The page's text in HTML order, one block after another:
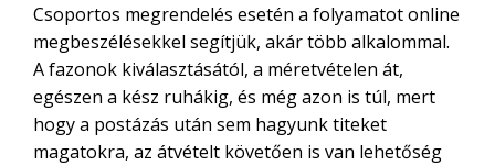
Csoportos megrendelés esetén a folyamatot online
megbeszélésekkel segítjük, akár több alkalommal.
A fazonok kiválasztásától, a méretvételen át,
egészen a kész ruhákig, és még azon is túl, mert
hogy a postázás után sem hagyunk titeket
magatokra, az átvételt követően is van lehetőség